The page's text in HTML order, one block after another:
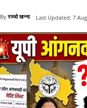
By रज्जो खन्ना Last Updated: 7